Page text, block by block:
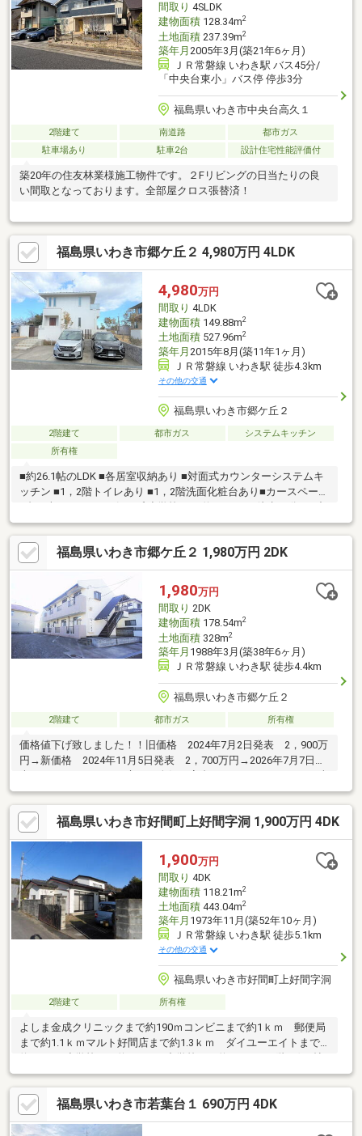
間取り 4SLDK
建物面積128.34m2
土地面積237.39m2
築年月 2005年3月(築21年6ヶ月)
ＪＲ常磐線 いわき駅 バス45分/
「中央台東小」バス停 停歩3分
福島県いわき市中央台高久１
2階建て 南道路
都市ガス
駐車場あり
駐車2台 設計住宅性能評価付
築20年の住友林業様施工物件です。２Fリビングの日当たりの良
い間取となっております。全部屋クロス張替済！
福島県いわき市郷ケ丘２ 4,980万円 4LDK
4,980万円
間取り 4LDK
建物面積149.88m2
土地面積527.96m2
築年月 2015年8月(築11年1ヶ月)
ＪＲ常磐線 いわき駅 徒歩4.3km
その他の交通
福島県いわき市郷ケ丘２
2階建て 都市ガス
システムキッチン
所有権
■約26.1帖のLDK ■各居室収納あり ■対面式カウンターシステムキ
ッチン ■1，2階トイレあり ■1，2階洗面化粧台あり■カースペース
3台（車種による）■郷ケ丘小学校まで 約1200ｍ（徒歩15分）■中
央台北中学校まで 約1600ｍ（徒歩20分）■さとがおかキンダーガ
ーデンまで 約860ｍ（徒歩11分）■郷ケ丘公園まで約320ｍ（徒歩
4分）■ファミリーマートいわき郷ケ丘店まで約490ｍ（徒歩7分）
■セブンイレブンいわき郷ケ丘2丁目店まで 約500ｍ（徒歩7分）
福島県いわき市郷ケ丘２ 1,980万円 2DK
1,980万円
間取り 2DK
建物面積178.54m2
土地面積328m2
築年月 1988年3月(築38年6ヶ月)
ＪＲ常磐線 いわき駅 徒歩4.4km
福島県いわき市郷ケ丘２
2階建て 都市ガス 所有権
価格値下げ致しました！！旧価格 2024年7月2日発表 2，900万
円→新価格 2024年11月5日発表 2，700万円→2026年7月7日発
も2台可能なので、ご夫婦の方や小さいお子様がいらっしゃる方に
お勧めの収益物件です。現状4戸のうち、3戸埋まっております。
福島県いわき市好間町上好間字洞 1,900万円 4DK
1,900万円
間取り 4DK
建物面積118.21m2
土地面積443.04m2
築年月 1973年11月(築52年10ヶ月)
ＪＲ常磐線 いわき駅 徒歩5.1km
その他の交通
福島県いわき市好間町上好間字洞
2階建て 所有権
よしま金成クリニックまで約190ｍコンビニまで約1ｋｍ 郵便局
まで約1.1ｋｍマルト好間店まで約1.3ｋｍ ダイユーエイトまで
和室増築(未登記)
福島県いわき市若葉台１ 690万円 4DK